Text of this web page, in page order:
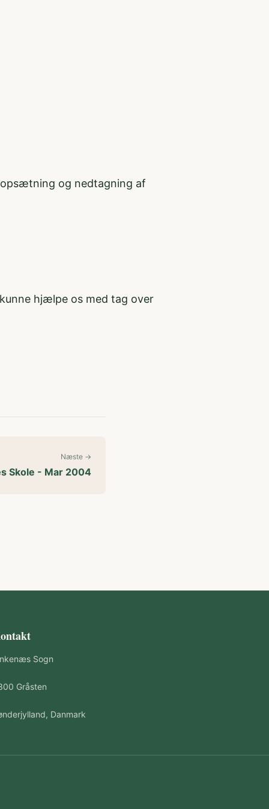
og nedtagning af
hjælpe os med tag over
Næste →
Skole - Mar 2004
Sogn
Gråsten
Danmark